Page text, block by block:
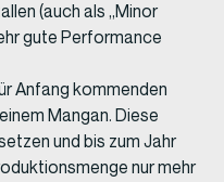
(auch als „Minor
gute Performance
Anfang kommenden
Mangan. Diese
und bis zum Jahr
nur mehr